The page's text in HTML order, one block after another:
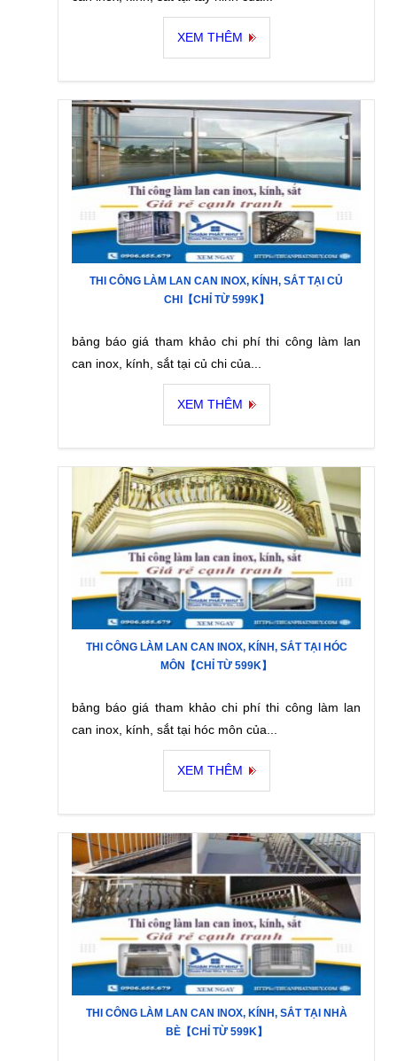
XEM THÊM
THI CÔNG LÀM LAN CAN INOX, KÍNH, SẮT TẠI CỦ
CHI【CHỈ TỪ 599K】
bảng báo giá tham khảo chi phí thi công làm lan
can inox, kính, sắt tại củ chi của...
XEM THÊM
THI CÔNG LÀM LAN CAN INOX, KÍNH, SẮT TẠI HÓC
MÔN【CHỈ TỪ 599K】
bảng báo giá tham khảo chi phí thi công làm lan
can inox, kính, sắt tại hóc môn của...
XEM THÊM
THI CÔNG LÀM LAN CAN INOX, KÍNH, SẮT TẠI NHÀ
BÈ【CHỈ TỪ 599K】